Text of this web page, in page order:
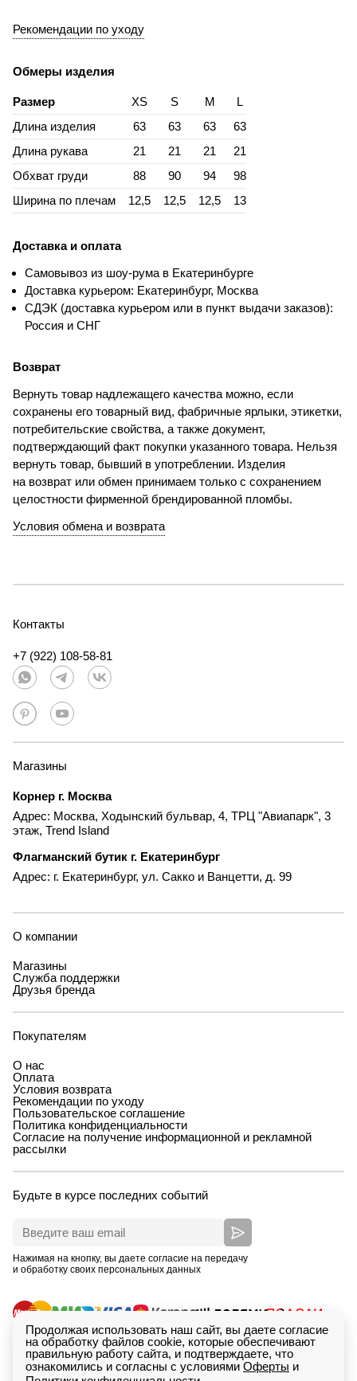
Рекомендации по уходу
Обмеры изделия
Размер XS S M
L
Длина изделия
63 63 63
63
Длина рукава
21 21 21
21
Обхват груди
88 90 94
98
Ширина по плечам
12,5 12,5 12,5 13
Доставка и оплата
Самовывоз из шоу-рума в Екатеринбурге
Доставка курьером: Екатеринбург, Москва
СДЭК (доставка курьером или в пункт выдачи заказов):
Россия и СНГ
Возврат
Вернуть товар надлежащего качества можно, если
сохранены его товарный вид, фабричные ярлыки, этикетки,
потребительские свойства, а также документ,
подтверждающий факт покупки указанного товара. Нельзя
вернуть товар, бывший в употреблении. Изделия
на возврат или обмен принимаем только с сохранением
целостности фирменной брендированной пломбы.
Условия обмена и возврата
Контакты
+7 (922) 108-58-81
Магазины
Корнер г. Москва
Адрес: Москва, Ходынский бульвар, 4, ТРЦ "Авиапарк", 3
этаж, Trend Island
Флагманский бутик г. Екатеринбург
Адрес: г. Екатеринбург, ул. Сакко и Ванцетти, д. 99
О компании
Магазины
Служба поддержки
Друзья бренда
Покупателям
О нас
Оплата
Условия возврата
Рекомендации по уходу
Пользовательское соглашение
Политика конфиденциальности
Согласие на получение информационной и рекламной
рассылки
Будьте в курсе последних событий
Нажимая на кнопку, вы даете согласие на передачу
и обработку своих персональных данных
Продолжая использовать наш сайт, вы даете согласие
на обработку файлов cookie, которые обеспечивают
правильную работу сайта, и подтверждаете, что
ознакомились и согласны с условиями Оферты и